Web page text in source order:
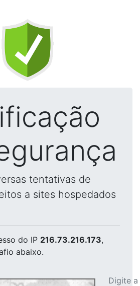
tentativas de
a sites hospedados
do IP 216.73.216.173,
abaixo.
Digite